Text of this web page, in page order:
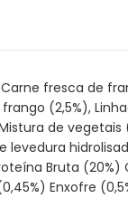
fresca de
(2,5%),
de
levedura
Bruta (20%)
Enxofre